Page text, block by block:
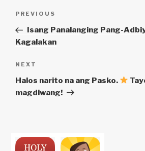
Previous
Post
PREVIOUS
Isang Panalanging Pang-
Kagalakan
Next
Post
NEXT
Halos narito na ang Pasko.
magdiwang!